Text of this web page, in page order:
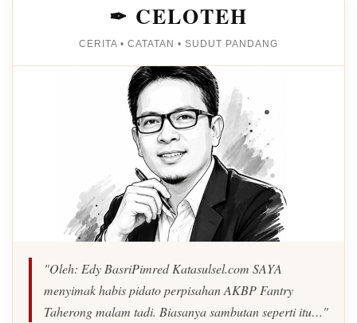
✒ CELOTEH
CERITA • CATATAN • SUDUT PANDANG
"Oleh: Edy BasriPimred Katasulsel.com SAYA
menyimak habis pidato perpisahan AKBP Fantry
Taherong malam tadi. Biasanya sambutan seperti itu…"